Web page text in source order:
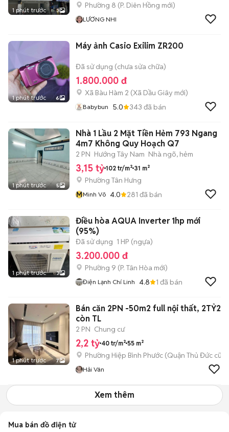
1 phút trước 3
Phường 8 (P. Diên Hồng mới)
LƯƠNG NHI
1 phút trước 6
Máy ảnh Casio Exilim ZR200
Đã sử dụng (chưa sửa chữa)
1.800.000 đ
Xã Bàu Hàm 2 (Xã Dầu Giây mới)
Babybun 5.0 343 đã bán
1 phút trước 5
Nhà 1 Lầu 2 Mặt Tiền Hẻm 793 Ngang
4m7 Không Quy Hoạch Q7
2 PN Hướng Tây Nam Nhà ngõ, hẻm
3,15 tỷ 102 tr/m² 31 m²
Phường Tân Hưng
MMinh Võ 4.0 281 đã bán
1 phút trước 3
Điều hòa AQUA Inverter 1hp mới
(95%)
Đã sử dụng 1 HP (ngựa)
3.200.000 đ
Phường 9 (P. Tân Hòa mới)
Điện Lạnh Chí Linh 4.8 1 đã bán
1 phút trước 7
Bán căn 2PN -50m2 full nội thất, 2TỶ2
còn TL
2 PN Chung cư
2,2 tỷ 40 tr/m² 55 m²
Phường Hiệp Bình Phước (Quận Thủ Đức cũ)
Hải Vân
Xem thêm
Mua bán đồ điện tử